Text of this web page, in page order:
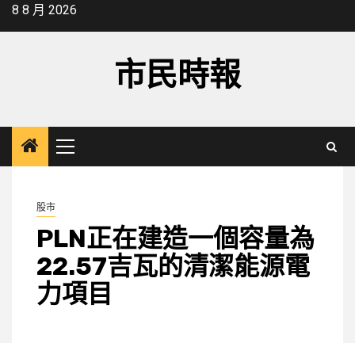
Skip8 8 月 2026
市民時報
Primary
Menu
股市
PLN正在建造一個容量為
22.57吉瓦的清潔能源電
力項目